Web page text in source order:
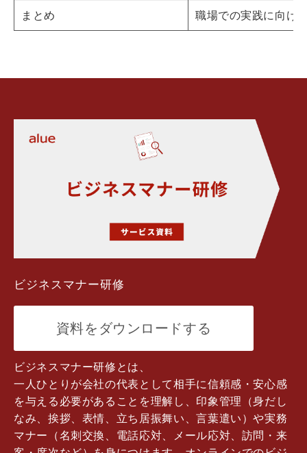
まとめ 職場での実践に向け
ビジネスマナー研修
資料をダウンロードする
ビジネスマナー研修とは、
一人ひとりが会社の代表として相手に信頼感・安心感
を与える必要があることを理解し、印象管理（身だし
なみ、挨拶、表情、立ち居振舞い、言葉遣い）や実務
マナー（名刺交換、電話応対、メール応対、訪問・来